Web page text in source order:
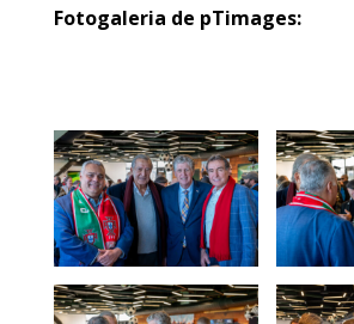
Fotogaleria de pTimages: